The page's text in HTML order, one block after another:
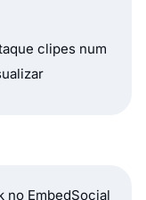
clipes num
no EmbedSocial